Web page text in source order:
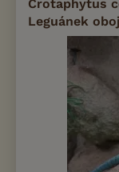
Crotaphytus
Leguánek